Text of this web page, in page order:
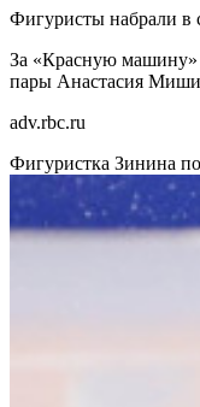
Фигуристы набрали в
За «Красную машину»
пары Анастасия
adv.rbc.ru
Фигуристка Зинина